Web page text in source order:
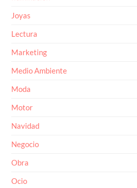
Joyas
Lectura
Marketing
Medio Ambiente
Moda
Motor
Navidad
Negocio
Obra
Ocio